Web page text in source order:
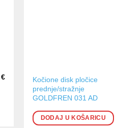
€
Kočione disk pločice
prednje/stražnje
GOLDFREN 031 AD
DODAJ U KOŠARICU